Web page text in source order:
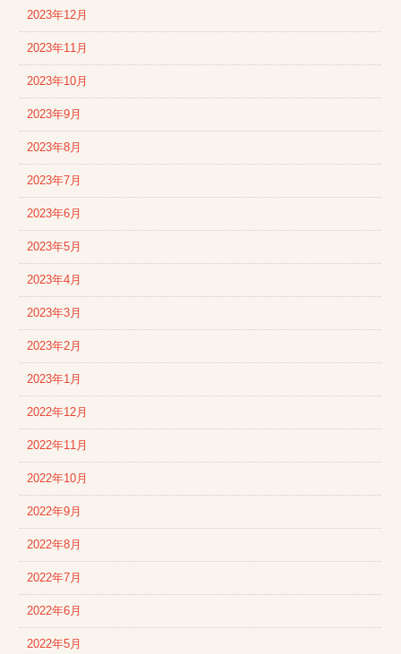
2023年12月
2023年11月
2023年10月
2023年9月
2023年8月
2023年7月
2023年6月
2023年5月
2023年4月
2023年3月
2023年2月
2023年1月
2022年12月
2022年11月
2022年10月
2022年9月
2022年8月
2022年7月
2022年6月
2022年5月